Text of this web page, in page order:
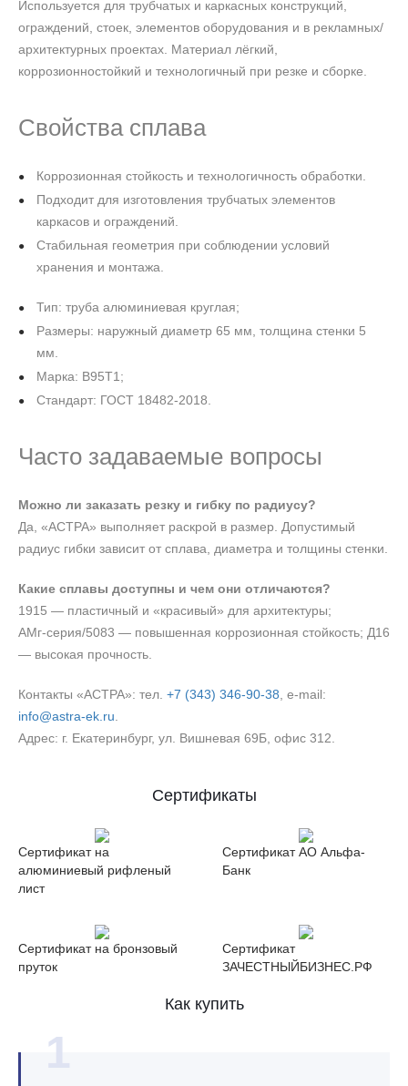
Используется для трубчатых и каркасных конструкций,
ограждений, стоек, элементов оборудования и в рекламных/
архитектурных проектах. Материал лёгкий,
коррозионностойкий и технологичный при резке и сборке.
Свойства сплава
Коррозионная стойкость и технологичность обработки.
Подходит для изготовления трубчатых элементов
каркасов и ограждений.
Стабильная геометрия при соблюдении условий
хранения и монтажа.
Тип: труба алюминиевая круглая;
Размеры: наружный диаметр 65 мм, толщина стенки 5
мм.
Марка: В95Т1;
Стандарт: ГОСТ 18482-2018.
Часто задаваемые вопросы
Можно ли заказать резку и гибку по радиусу?
Да, «АСТРА» выполняет раскрой в размер. Допустимый
радиус гибки зависит от сплава, диаметра и толщины стенки.
Какие сплавы доступны и чем они отличаются?
1915 — пластичный и «красивый» для архитектуры;
АМг‑серия/5083 — повышенная коррозионная стойкость; Д16
— высокая прочность.
Контакты «АСТРА»: тел. +7 (343) 346‑90‑38 , e‑mail:
info@astra-ek.ru
Адрес: г. Екатеринбург, ул. Вишневая 69Б, офис 312.
Сертификаты
Сертификат на
алюминиевый рифленый
лист
Сертификат АО Альфа-
Банк
Сертификат на бронзовый
пруток
Сертификат
ЗАЧЕСТНЫЙБИЗНЕС.РФ
Как купить
1